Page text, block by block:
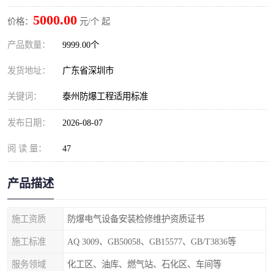
价格： 5000.00 元/个 起
产品数量： 9999.00个
发货地址： 广东省深圳市
关键词： 泰州防爆工程适用标准
发布日期： 2026-08-07
阅 读 量： 47
产品描述
施工资质 防爆电气设备安装检修维护资质证书
施工标准 AQ 3009、GB50058、GB15577、GB/T3836等
服务领域 化工区、油库、燃气站、石化区、车间等